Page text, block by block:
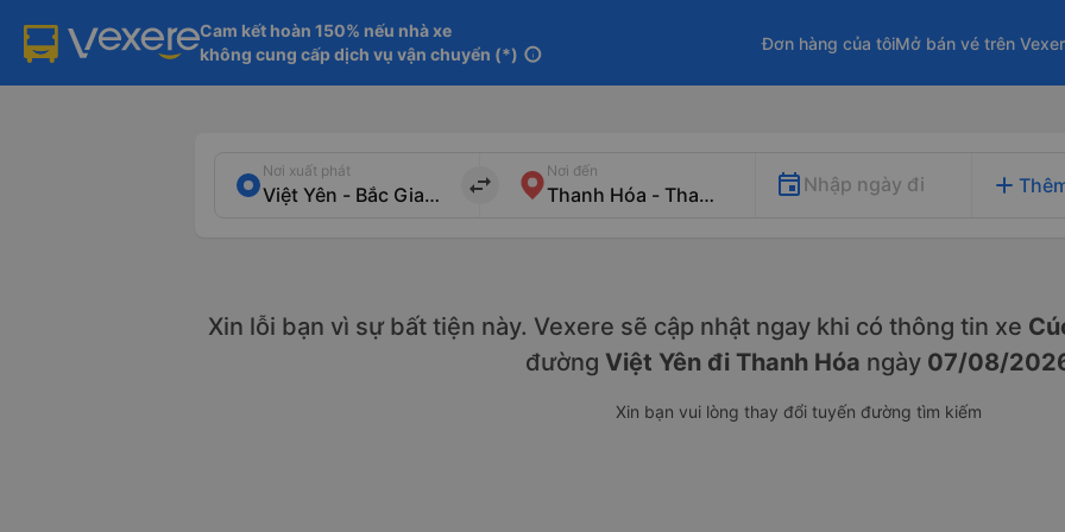
Cam kết hoàn 150% nếu nhà xe
không cung cấp dịch vụ vận chuyển (*) info
Đơn hàng của tôiMở bán vé trên
Nơi xuất phát
import_export
Nơi đến
Nhập ngày đi add
Xin lỗi bạn vì sự bất tiện này. Vexere sẽ cập nhật ngay khi có thông tin xe
đường Việt Yên đi Thanh Hóa ngày 07/08/
Xin bạn vui lòng thay đổi tuyến đường tìm kiếm